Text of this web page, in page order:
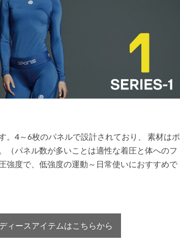
。4～6枚のパネルで設計されており、 素材はポ
（パネル数が多いことは適性な着圧と体へのフ
強度で、低強度の運動～日常使いにおすすめで
ィースアイテムはこちらから